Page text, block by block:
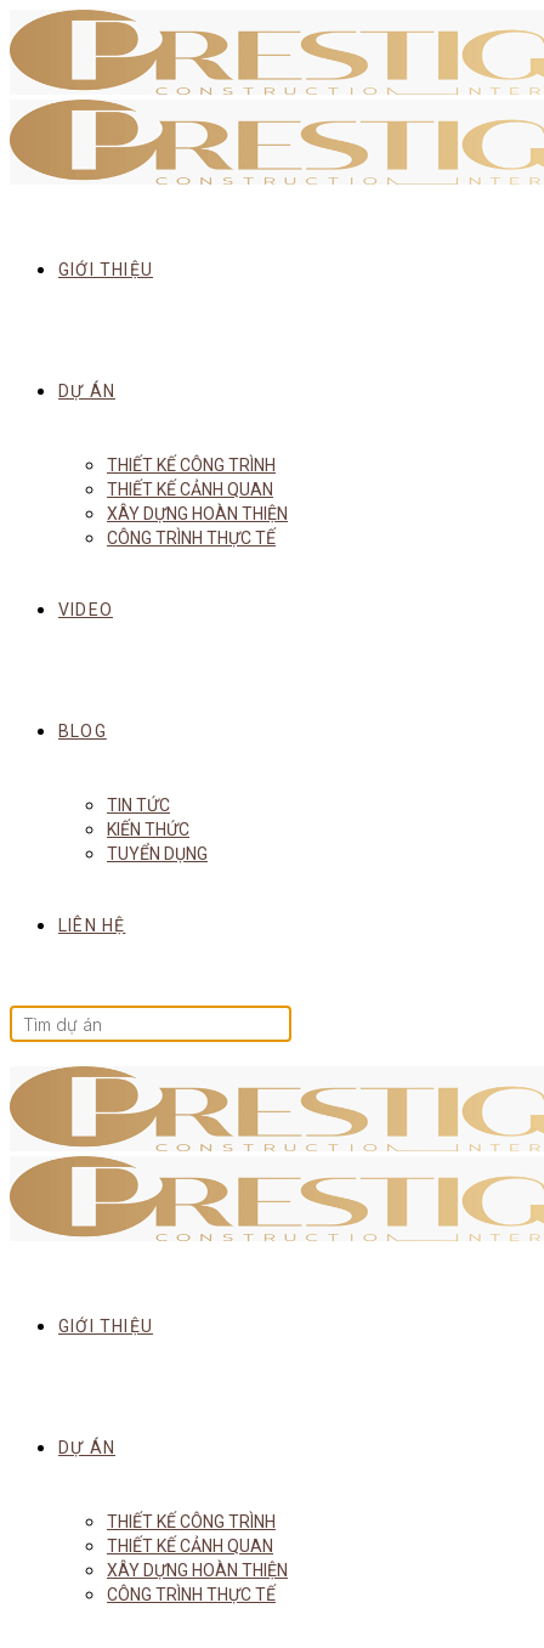
GIỚI THIỆU
DỰ ÁN
THIẾT KẾ CÔNG TRÌNH
THIẾT KẾ CẢNH QUAN
XÂY DỰNG HOÀN THIỆN
CÔNG TRÌNH THỰC TẾ
VIDEO
BLOG
TIN TỨC
KIẾN THỨC
TUYỂN DỤNG
LIÊN HỆ
GIỚI THIỆU
DỰ ÁN
THIẾT KẾ CÔNG TRÌNH
THIẾT KẾ CẢNH QUAN
XÂY DỰNG HOÀN THIỆN
CÔNG TRÌNH THỰC TẾ